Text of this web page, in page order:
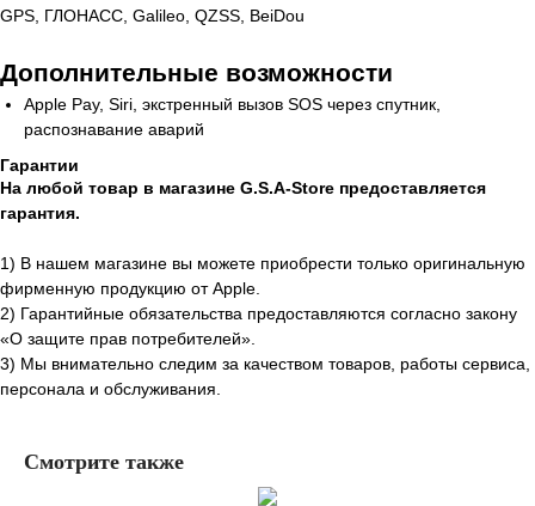
GPS, ГЛОНАСС, Galileo, QZSS, BeiDou
Дополнительные возможности
Apple Pay, Siri, экстренный вызов SOS через спутник,
распознавание аварий
Гарантии
На любой товар в магазине G.S.A-Store предоставляется
гарантия.
1) В нашем магазине вы можете приобрести только оригинальную
фирменную продукцию от Apple.
2) Гарантийные обязательства предоставляются согласно закону
«О защите прав потребителей».
3) Мы внимательно следим за качеством товаров, работы сервиса,
персонала и обслуживания.
Смотрите также
Интернет-магазин
электронной техники
Apple
+7 (927) 160-22-27